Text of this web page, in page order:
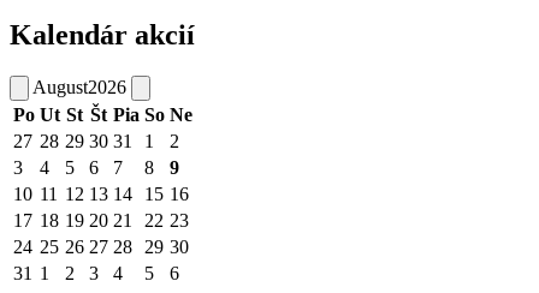
Kalendár akcií
August2026
Po Ut St Št Pia So Ne
27 28 29 30 31 1
2
3
4 5 6 7 8
9
10 11 12 13 14 15 16
17 18 19 20 21 22 23
24 25 26 27 28 29 30
31 1 2 3 4 5 6